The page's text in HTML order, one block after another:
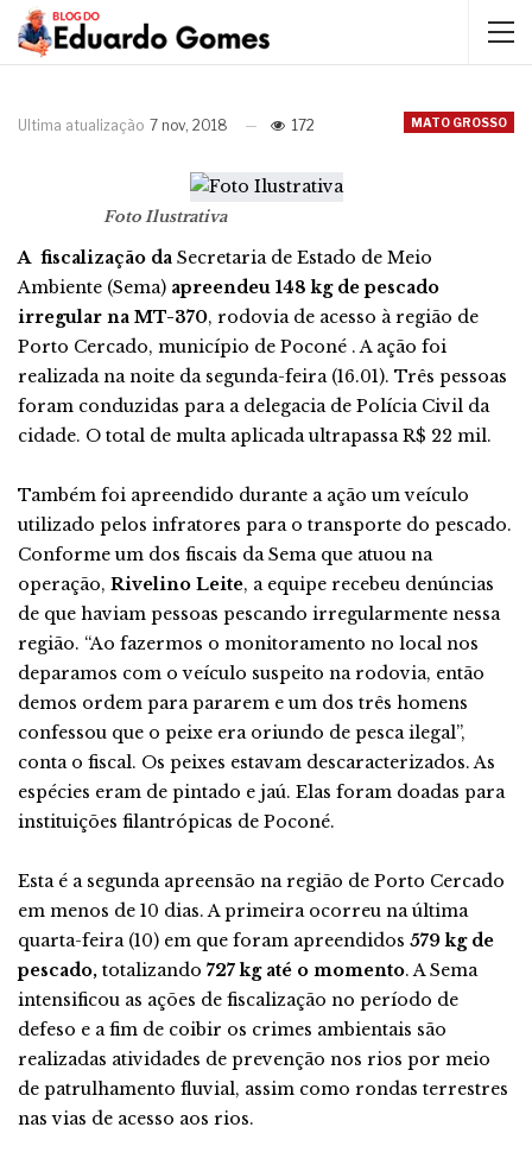
MATO GROSSO
Ultima atualização 7 nov, 2018 172
Foto Ilustrativa
A fiscalização da Secretaria de Estado de Meio
Ambiente (Sema) apreendeu 148 kg de pescado
irregular na MT-370, rodovia de acesso à região de
Porto Cercado, município de Poconé . A ação foi
realizada na noite da segunda-feira (16.01). Três pessoas
foram conduzidas para a delegacia de Polícia Civil da
cidade. O total de multa aplicada ultrapassa R$ 22 mil.
Também foi apreendido durante a ação um veículo
utilizado pelos infratores para o transporte do pescado.
Conforme um dos fiscais da Sema que atuou na
operação, Rivelino Leite, a equipe recebeu denúncias
de que haviam pessoas pescando irregularmente nessa
região. “Ao fazermos o monitoramento no local nos
deparamos com o veículo suspeito na rodovia, então
demos ordem para pararem e um dos três homens
confessou que o peixe era oriundo de pesca ilegal”,
conta o fiscal. Os peixes estavam descaracterizados. As
espécies eram de pintado e jaú. Elas foram doadas para
instituições filantrópicas de Poconé.
Esta é a segunda apreensão na região de Porto Cercado
em menos de 10 dias. A primeira ocorreu na última
quarta-feira (10) em que foram apreendidos 579 kg de
pescado, totalizando 727 kg até o momento. A Sema
intensificou as ações de fiscalização no período de
defeso e a fim de coibir os crimes ambientais são
realizadas atividades de prevenção nos rios por meio
de patrulhamento fluvial, assim como rondas terrestres
nas vias de acesso aos rios.